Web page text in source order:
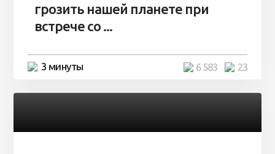
грозить нашей планете при
встрече со ...
3 минуты 23
6 583